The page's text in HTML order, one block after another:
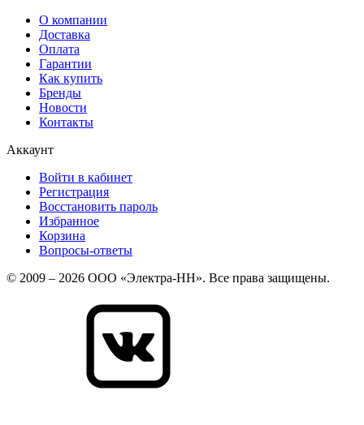
О компании
Доставка
Оплата
Гарантии
Как купить
Бренды
Новости
Контакты
Аккаунт
Войти в кабинет
Регистрация
Восстановить пароль
Избранное
Корзина
Вопросы-ответы
© 2009 – 2026 ООО «Электра-НН». Все права защищены.